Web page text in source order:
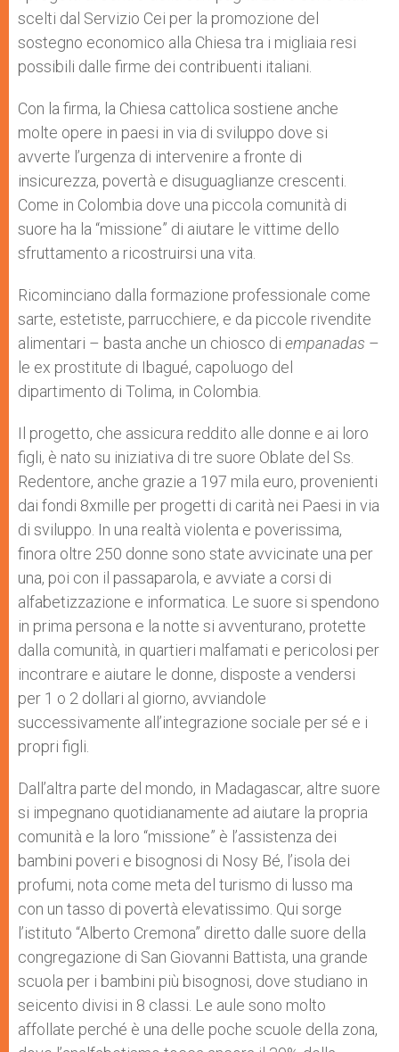
scelti dal Servizio Cei per la promozione del
sostegno economico alla Chiesa tra i migliaia resi
possibili dalle firme dei contribuenti italiani.
Con la firma, la Chiesa cattolica sostiene anche
molte opere in paesi in via di sviluppo dove si
avverte l’urgenza di intervenire a fronte di
insicurezza, povertà e disuguaglianze crescenti.
Come in Colombia dove una piccola comunità di
suore ha la “missione” di aiutare le vittime dello
sfruttamento a ricostruirsi una vita.
Ricominciano dalla formazione professionale come
sarte, estetiste, parrucchiere, e da piccole rivendite
alimentari – basta anche un chiosco di empanadas –
le ex prostitute di Ibagué, capoluogo del
dipartimento di Tolima, in Colombia.
Il progetto, che assicura reddito alle donne e ai loro
figli, è nato su iniziativa di tre suore Oblate del Ss.
Redentore, anche grazie a 197 mila euro, provenienti
dai fondi 8xmille per progetti di carità nei Paesi in via
di sviluppo. In una realtà violenta e poverissima,
finora oltre 250 donne sono state avvicinate una per
una, poi con il passaparola, e avviate a corsi di
alfabetizzazione e informatica. Le suore si spendono
in prima persona e la notte si avventurano, protette
dalla comunità, in quartieri malfamati e pericolosi per
incontrare e aiutare le donne, disposte a vendersi
per 1 o 2 dollari al giorno, avviandole
successivamente all’integrazione sociale per sé e i
propri figli.
Dall’altra parte del mondo, in Madagascar, altre suore
si impegnano quotidianamente ad aiutare la propria
comunità e la loro “missione” è l’assistenza dei
bambini poveri e bisognosi di Nosy Bé, l’isola dei
profumi, nota come meta del turismo di lusso ma
con un tasso di povertà elevatissimo. Qui sorge
l’istituto “Alberto Cremona” diretto dalle suore della
congregazione di San Giovanni Battista, una grande
scuola per i bambini più bisognosi, dove studiano in
seicento divisi in 8 classi. Le aule sono molto
affollate perché è una delle poche scuole della zona,